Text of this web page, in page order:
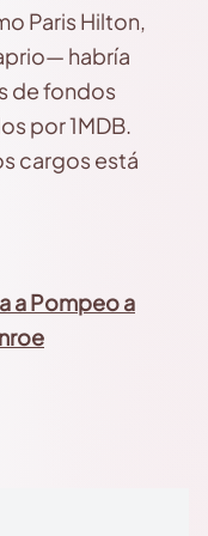
Paris Hilton,
habría
de fondos
por 1MDB.
cargos está
a Pompeo a